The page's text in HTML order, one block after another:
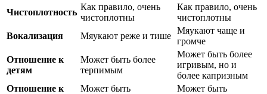
Чистоплотность
Как правило, очень
чистоплотны
Как правило, очень
чистоплотны
Вокализация
Мяукают реже и тише
Мяукают чаще и
громче
Отношение к
детям
Может быть более
терпимым
Может быть более
игривым, но и
более капризным
Отношение к
Может быть
Может быть